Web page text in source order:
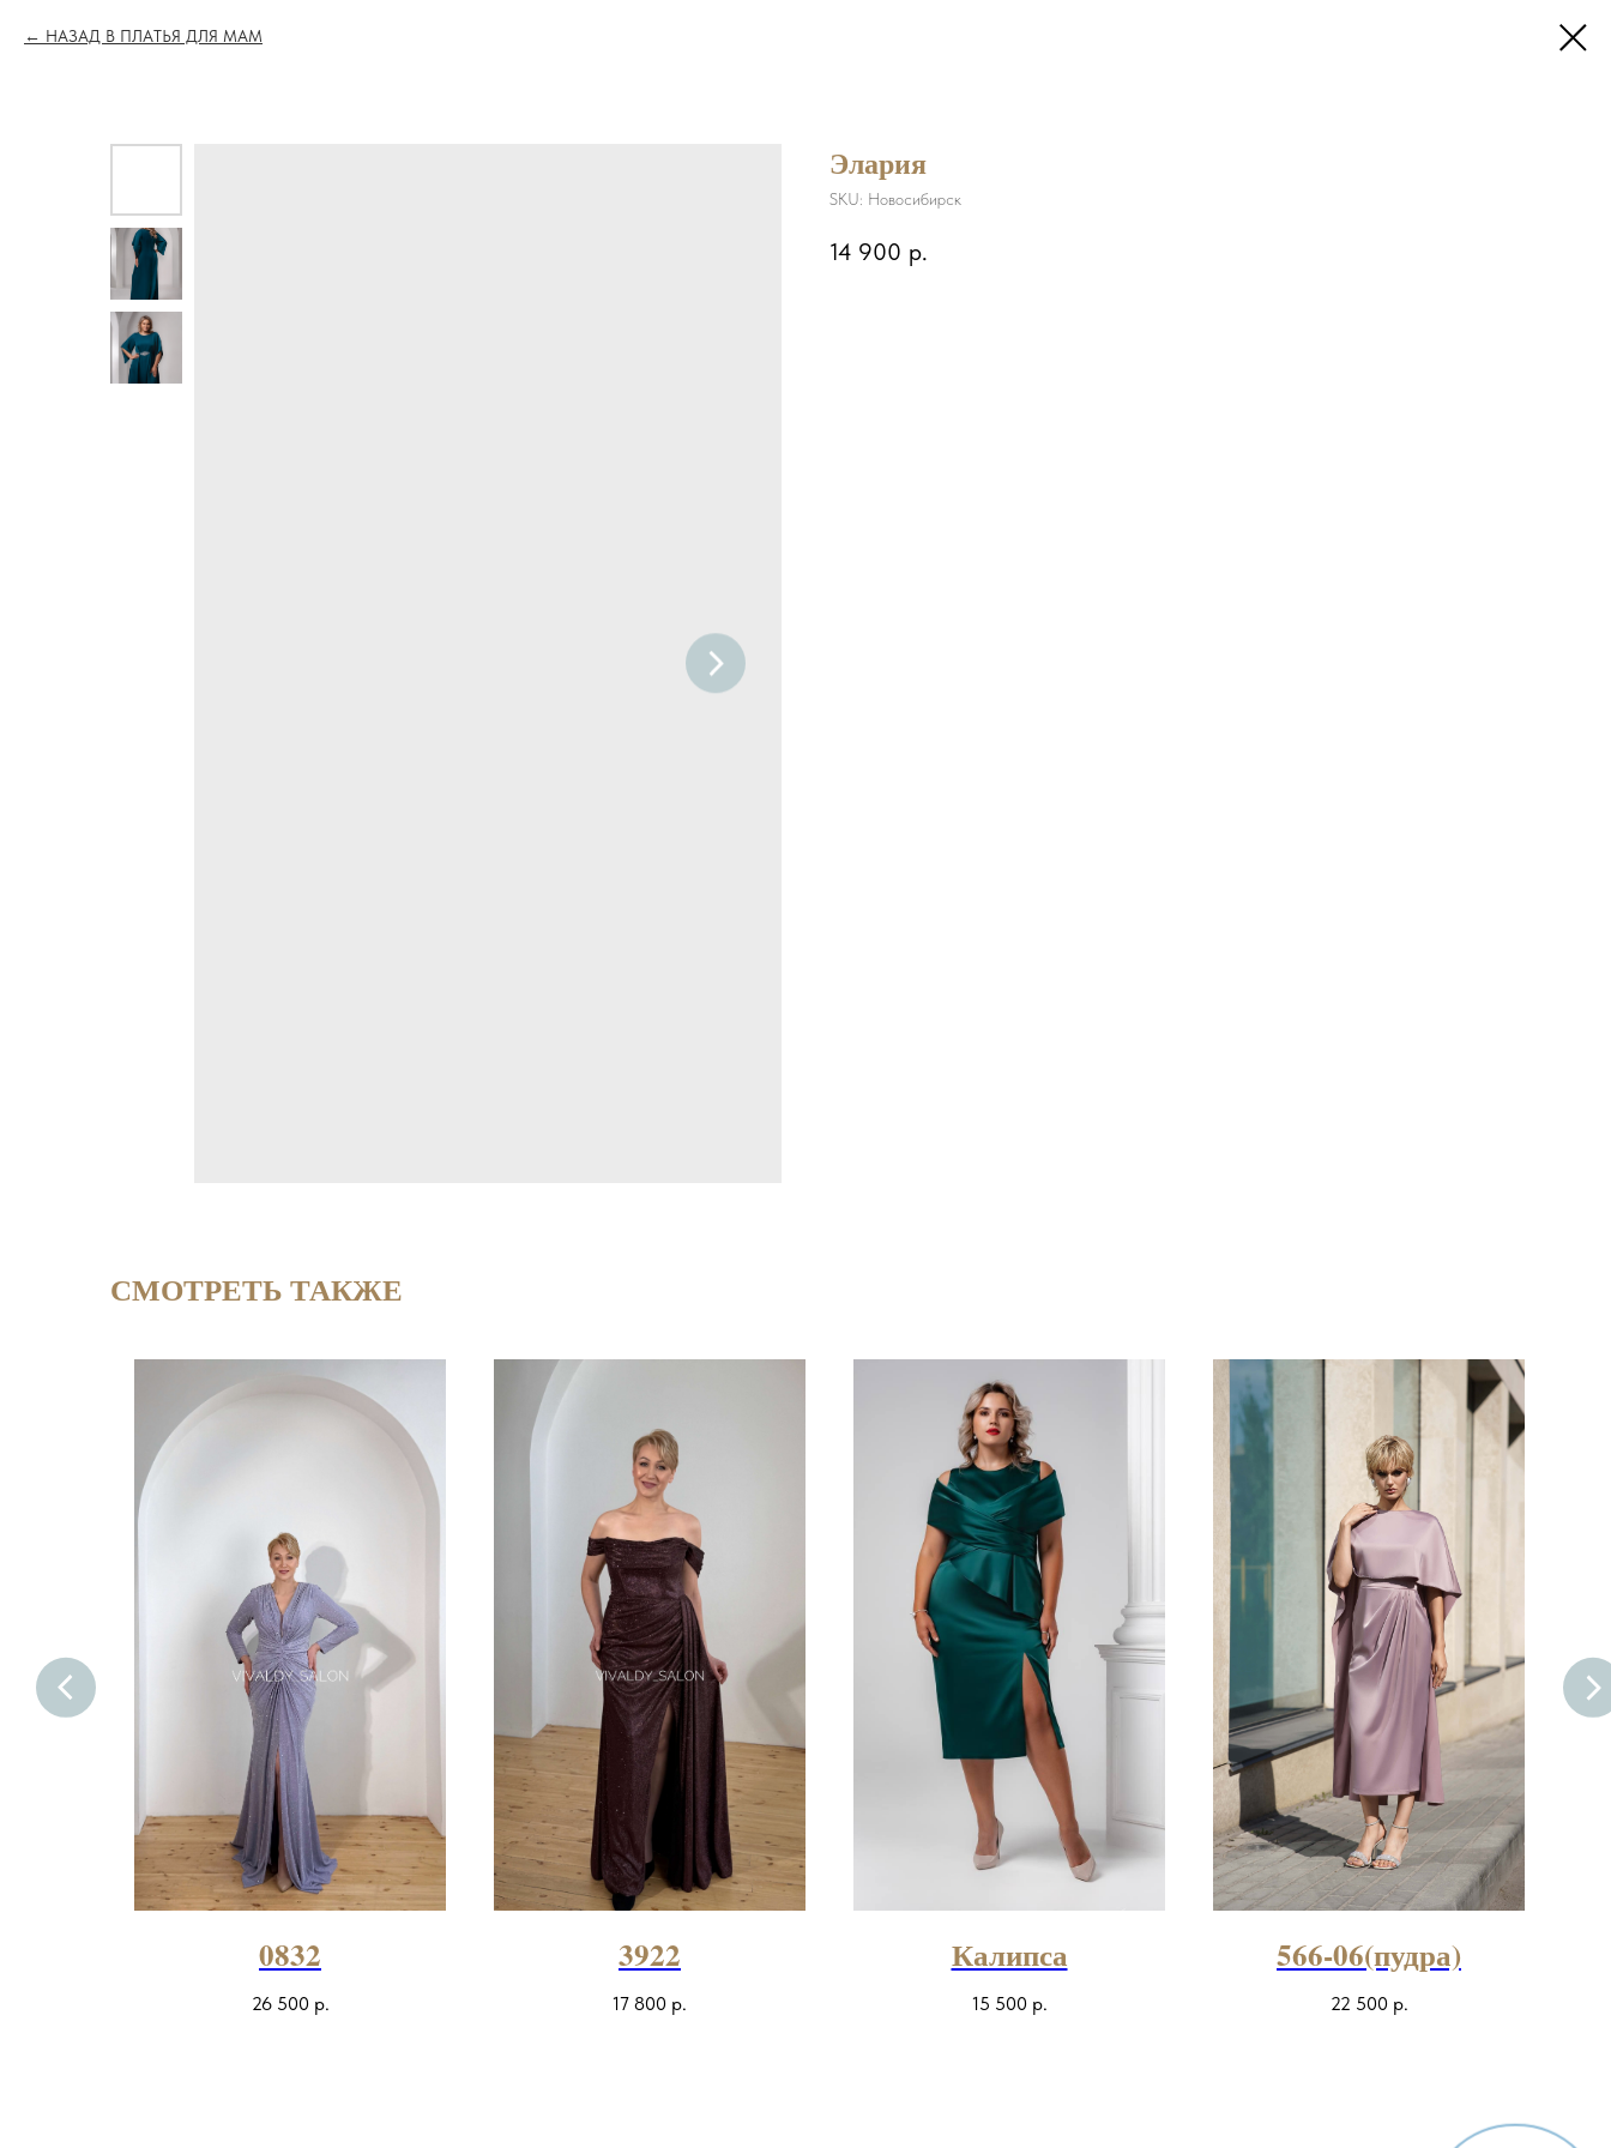
НАЗАД В ПЛАТЬЯ ДЛЯ МАМ
Элария
SKU: Новосибирск
14 900 р.
СМОТРЕТЬ ТАКЖЕ
0832
26 500 р.
3922
17 800 р.
Калипса
15 500 р.
566-06(пудра)
22 500 р.